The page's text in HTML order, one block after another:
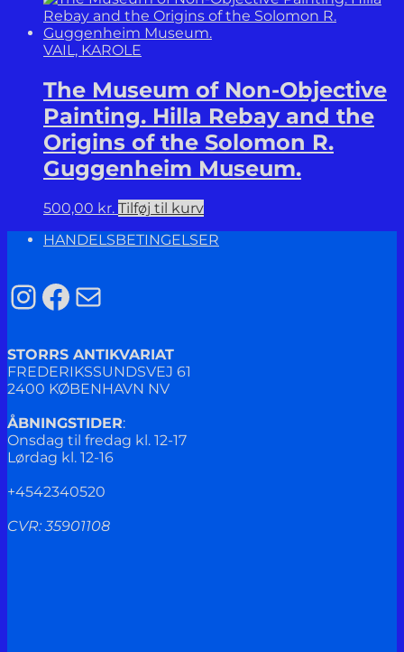
VAIL, KAROLE
The Museum of Non-Objective
Painting. Hilla Rebay and the
Origins of the Solomon R.
Guggenheim Museum.
500,00 kr. Tilføj til kurv
HANDELSBETINGELSER
Instagram
Facebook
Mail
STORRS ANTIKVARIAT
FREDERIKSSUNDSVEJ 61
2400 KØBENHAVN NV
ÅBNINGSTIDER:
Onsdag til fredag kl. 12-17
Lørdag kl. 12-16
+4542340520
CVR: 35901108